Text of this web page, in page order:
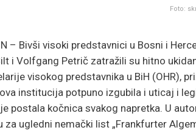
Foto:
– Bivši visoki predstavnici u Bosni i
i Volfgang Petrič zatražili su hitno
visokog predstavnika u BiH (OHR),
institucija potpuno izgubila i uticaj i
postala kočnica svakog napretka. U
za ugledni nemački list „Frankfurter